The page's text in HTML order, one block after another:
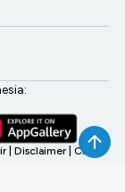
Disclaimer CNBC